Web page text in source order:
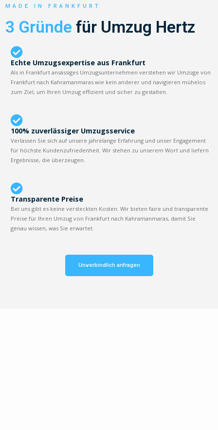
MADE IN FRANKFURT
3 Gründe für Umzug Hertz
Echte Umzugsexpertise aus Frankfurt
Als in Frankfurt ansässiges Umzugsunternehmen verstehen wir Umzüge von
Frankfurt nach Kahramanmaras wie kein anderer und navigieren mühelos
zum Ziel, um Ihren Umzug effizient und sicher zu gestalten.
100% zuverlässiger Umzugsservice
Verlassen Sie sich auf unsere jahrelange Erfahrung und unser Engagement
für höchste Kundenzufriedenheit. Wir stehen zu unserem Wort und liefern
Ergebnisse, die überzeugen.
Transparente Preise
Bei uns gibt es keine versteckten Kosten. Wir bieten faire und transparente
Preise für Ihren Umzug von Frankfurt nach Kahramanmaras, damit Sie
genau wissen, was Sie erwartet.
Unverbindlich anfragen